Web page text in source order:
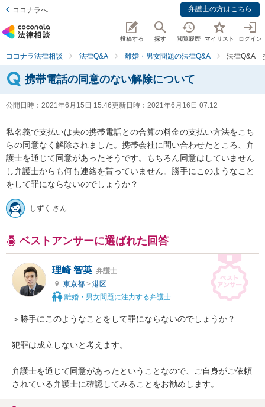
ココナラへ 弁護士の方はこちら
投稿する 探す 閲覧履歴 マイリスト ログイン
ココナラ法律相談 法律Q&A 離婚・男女問題の法律Q&A 法律Q&A「
携帯電話の同意のない解除について
公開日時： 2021年6月15日 15:46更新日時： 2021年6月16日 07:12
私名義で支払いは夫の携帯電話との合算の料金の支払い方法をこち
らの同意なく解除されました。携帯会社に問い合わせたところ、弁
護士を通じて同意があったそうです。もちろん同意はしていません
し弁護士からも何も連絡を貰っていません。勝手にこのようなこと
をして罪にならないのでしょうか？
しずく さん
ベストアンサーに選ばれた回答
理崎 智英 弁護士
東京都 > 港区
離婚・男女問題に注力する弁護士
＞勝手にこのようなことをして罪にならないのでしょうか？
犯罪は成立しないと考えます。
弁護士を通じて同意があったということなので、ご自身がご依頼
されている弁護士に確認してみることをお勧めします。